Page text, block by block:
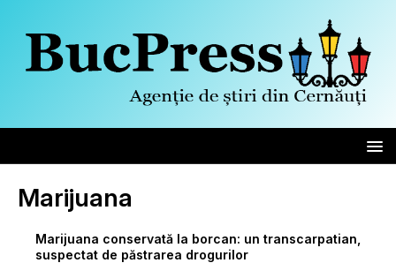
Marijuana
Marijuana conservată la borcan: un transcarpatian,
suspectat de păstrarea drogurilor